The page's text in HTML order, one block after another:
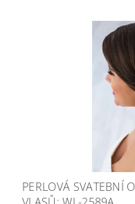
PERLOVÁ SVATEBNÍ